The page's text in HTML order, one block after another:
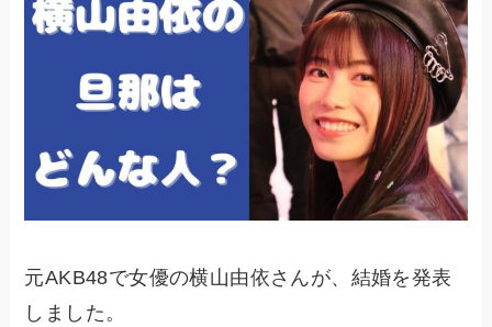
元AKB48で女優の横山由依さんが、結婚を発表
しました。